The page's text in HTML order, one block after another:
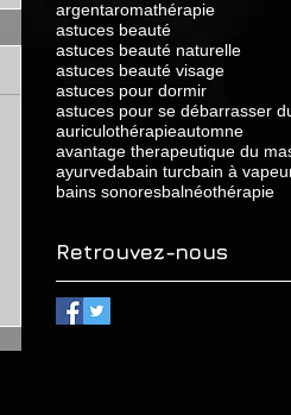
argentaromathérapie
astuces beauté
astuces beauté naturelle
astuces beauté visage
astuces pour dormir
auriculothérapieautomne
ayurvedabain turcbain à
bains sonoresbalnéothérapie
Retrouvez-nous